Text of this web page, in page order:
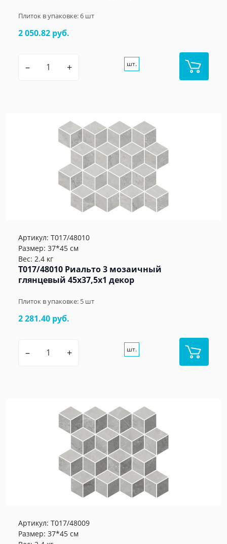
Плиток в упаковке:6 шт
2 050.82 руб.
– + шт.
Артикул: T017/48010
Размер: 37*45 см
Вес: 2.4 кг
T017/48010 Риальто 3 мозаичный
глянцевый 45x37,5x1 декор
Плиток в упаковке: 5 шт
2 281.40 руб.
– + шт.
Артикул: T017/48009
Размер: 37*45 см